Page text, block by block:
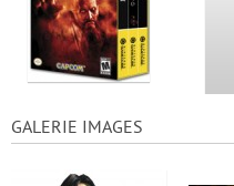
GALERIE IMAGES